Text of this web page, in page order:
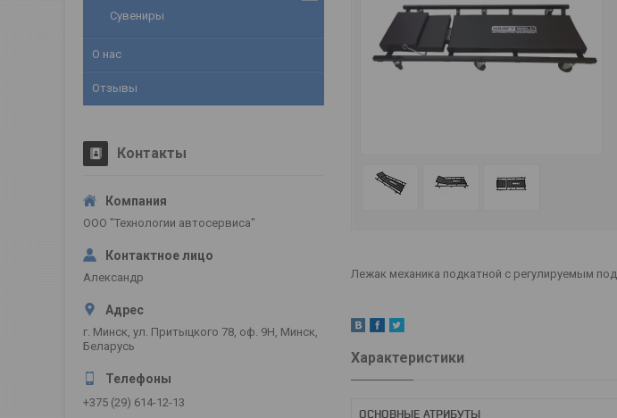
Лежак механика подкатной с регулируемым
Характеристики
ОСНОВНЫЕ АТРИБУТЫ
Сувениры
О нас
Отзывы
Контакты
ООО "Технологии автосервиса"
Александр
г. Минск, ул. Притыцкого 78, оф. 9Н, Минск,
Беларусь
+375 (29) 614-12-13